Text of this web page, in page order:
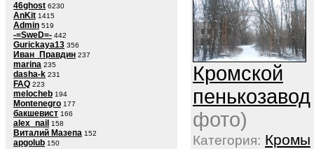
46ghost 6230
AnKit 1415
Admin 519
-=SweD=- 442
Gurickaya13 356
Иван_Правдин 237
marina 235
dasha-k 231
FAQ 223
melocheb 194
Montenegro 177
бакшевист 166
alex_nail 158
Виталий Мазепа 152
apgolub 150
Кромской
пенькозавод
фото)
Категория: Кромы